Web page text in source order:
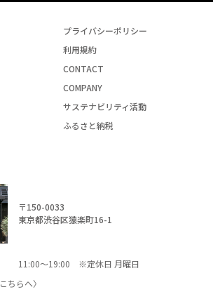
プライバシーポリシー
利用規約
CONTACT
COMPANY
サステナビリティ活動
ふるさと納税
〒150-0033
東京都渋谷区猿楽町16-1
11:00～19:00 ※定休日 月曜日
こちらへ〉